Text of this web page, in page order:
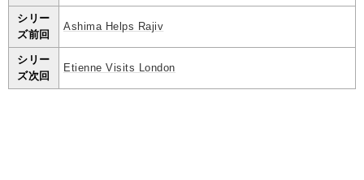
シリー
ズ前回
Ashima Helps Rajiv
シリー
ズ次回
Etienne Visits London